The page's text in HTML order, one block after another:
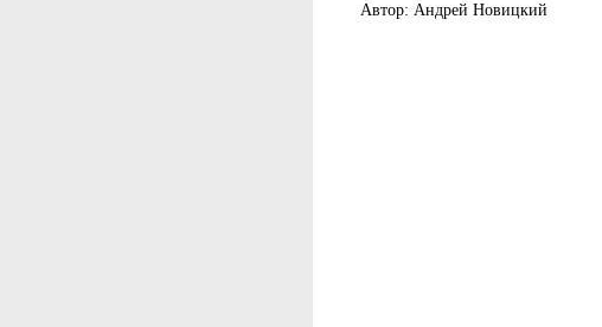
Автор: Андрей Новицкий